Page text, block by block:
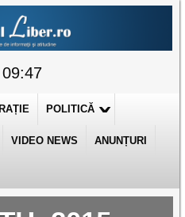
POLITICĂ
VIDEO NEWS ANUNȚURI